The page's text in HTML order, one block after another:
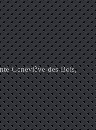
Geneviève-des-Bois,